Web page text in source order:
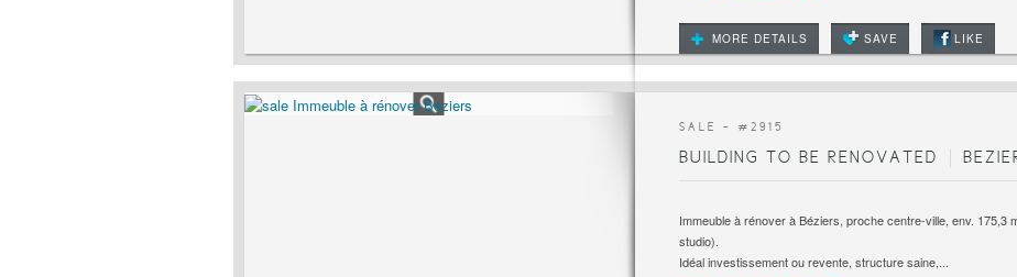
MORE DETAILS SAVE LIKE
SALE - # 2915
BUILDING TO BE RENOVATED
Immeuble à rénover à Béziers, proche centre-ville, env. 175,3
studio).
Idéal investissement ou revente, structure saine,...